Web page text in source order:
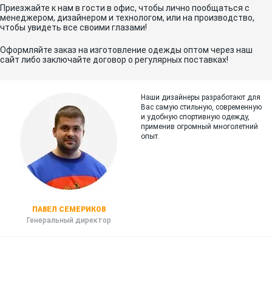
Приезжайте к нам в гости в офис, чтобы лично пообщаться с
менеджером, дизайнером и технологом, или на производство,
чтобы увидеть все своими глазами!
Оформляйте заказ на изготовление одежды оптом через наш
сайт либо заключайте договор о регулярных поставках!
ПАВЕЛ СЕМЕРИКОВ
Генеральный директор
Наши дизайнеры разработают для
Вас самую стильную, современную
и удобную спортивную одежду,
применив огромный многолетний
опыт.